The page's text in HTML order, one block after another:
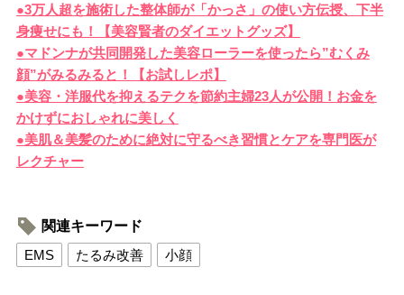
●3万人超を施術した整体師が「かっさ」の使い方伝授、下半
身痩せにも！【美容賢者のダイエットグッズ】
●マドンナが共同開発した美容ローラーを使ったら”むくみ
顔”がみるみると！【お試しレポ】
●美容・洋服代を抑えるテクを節約主婦23人が公開！お金を
かけずにおしゃれに美しく
●美肌＆美髪のために絶対に守るべき習慣とケアを専門医が
レクチャー
関連キーワード
EMS
たるみ改善 小顔